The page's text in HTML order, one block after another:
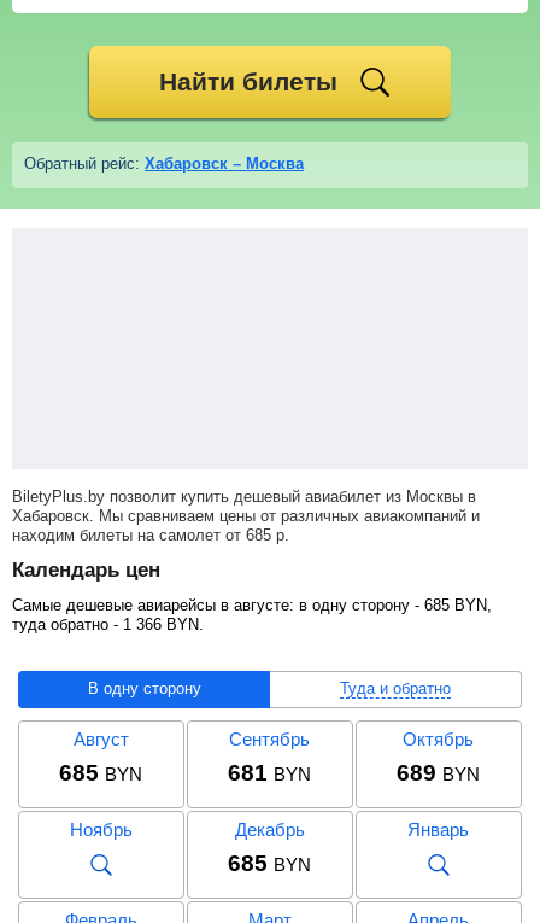
Найти билеты
Обратный рейс: Хабаровск – Москва
BiletyPlus.by позволит купить дешевый авиабилет из Москвы в
Хабаровск. Мы сравниваем цены от различных авиакомпаний и
находим билеты на самолет от 685 р
Календарь цен
Самые дешевые авиарейсы в августе: в одну сторону - 685 BYN
туда обратно - 1 366 BYN
В одну сторону Туда и обратно
Август
685 BYN
Сентябрь
681 BYN
Октябрь
689 BYN
Ноябрь Декабрь
685 BYN
Январь